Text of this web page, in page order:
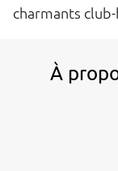
charmants
À